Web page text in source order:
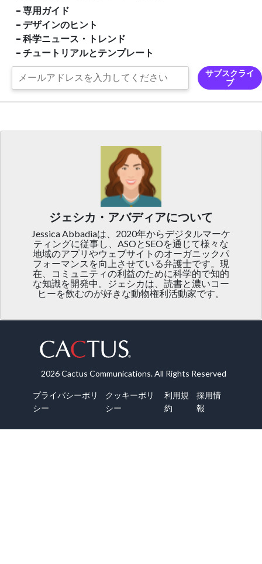
- 専用ガイド
- デザインのヒント
- 科学ニュース・トレンド
- チュートリアルとテンプレート
サブスクライ
ブ
ジェシカ・アバディアについて
Jessica Abbadiaは、2020年からデジタルマーケ
ティングに従事し、ASOとSEOを通じて様々な
地域のアプリやウェブサイトのオーガニックパ
フォーマンスを向上させている弁護士です。現
在、コミュニティの利益のために科学的で知的
な知識を開発中。ジェシカは、読書と濃いコー
ヒーを飲むのが好きな動物権利活動家です。
2026 Cactus Communications. All Rights Reserved
プライバシーポリ
シー
クッキーポリ
シー
利用規
約
採用情
報